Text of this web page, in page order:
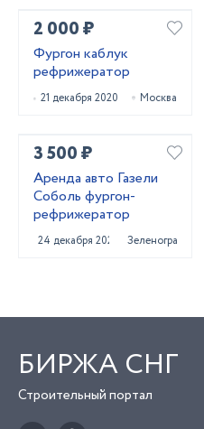
2 000 ₽
Фургон каблук
рефрижератор
21 декабря 2020 Москва
3 500 ₽
Аренда авто Газели
Соболь фургон-
рефрижератор
24 декабря 2020 Зеленоград
БИРЖА СНГ
Строительный портал